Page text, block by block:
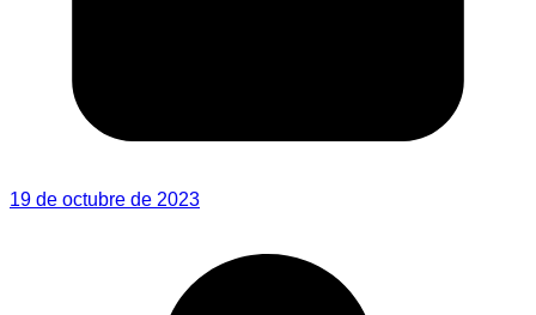
19 de octubre de 2023